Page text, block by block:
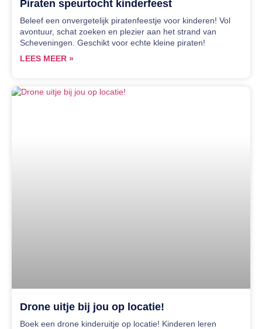
Piraten speurtocht kinderfeest
Beleef een onvergetelijk piratenfeestje voor kinderen! Vol
avontuur, schat zoeken en plezier aan het strand van
Scheveningen. Geschikt voor echte kleine piraten!
LEES MEER »
Drone uitje bij jou op locatie!
Boek een drone kinderuitje op locatie! Kinderen leren